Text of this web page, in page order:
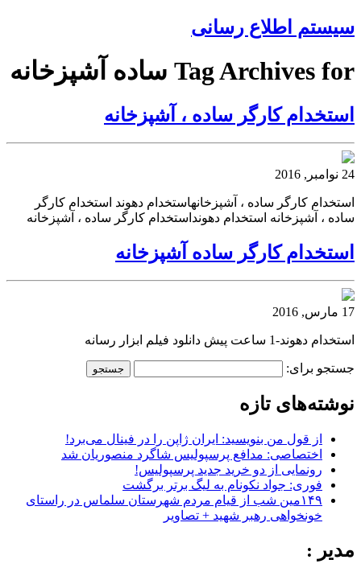
سیستم اطلاع رسانی
Tag Archives for ساده آشپزخانه
استخدام کارگر ساده ، آشپزخانه
24 نوامبر, 2016
استخدام کارگر ساده ، آشپزخانهاستخدام دهوند استخدام کارگر
ساده ، آشپزخانه استخدام دهونداستخدام کارگر ساده ، آشپزخانه
استخدام کارگر ساده آشپزخانه
17 مارس, 2016
استخدام دهوند-1 ساعت پیش دانلود فیلم ابزار رسانه
جستجو برای:
نوشته‌های تازه
از قول من بنویسید: ایران ژاپن را در فینال می‌برد!
اختصاصی: مدافع پرسپولیس شاگرد منصوریان شد
رونمایی از دو خرید جدید پرسپولیس!
فوری: جواد نکونام به لیگ برتر برگشت
۱۴۹مین شب از قیام مردم شهرستان سلماس در راستای
خونخواهی رهبر شهید + تصاویر
مدیر :